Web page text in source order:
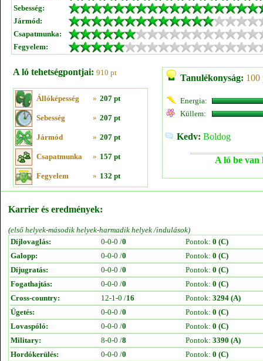
Sebesség:
Jármód:
Csapatmunka:
Fegyelem:
A ló tehetségpontjai: 910 pt
Állóképesség » 207 pt
Sebesség » 207 pt
Jármód » 207 pt
Csapatmunka » 157 pt
Fegyelem » 132 pt
Tanulékonyság: 100
Energia:
Küllem:
Kedv: Boldog
A ló be van
Karrier és eredmények:
(első helyek-második helyek-harmadik helyek /indulások)
Díjlovaglás:
0-0-0 /0 Pontok: 0 (C)
Galopp:
0-0-0 /0 Pontok: 0 (C)
Díjugratás:
0-0-0 /0 Pontok: 0 (C)
Fogathajtás:
0-0-0 /0 Pontok: 0 (C)
Cross-country:
12-1-0 /16 Pontok: 3294 (A)
Ügetés:
0-0-0 /0 Pontok: 0 (C)
Lovaspóló:
0-0-0 /0 Pontok: 0 (C)
Military:
8-0-0 /8 Pontok: 3390 (A)
Hordókerülés:
0-0-0 /0 Pontok: 0 (C)